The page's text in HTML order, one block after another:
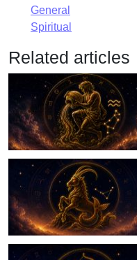
General
Spiritual
Related articles